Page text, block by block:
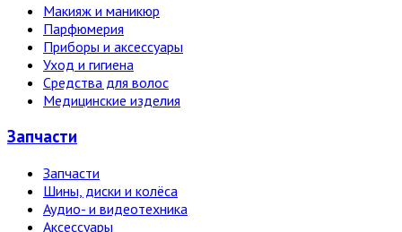
Макияж и маникюр
Парфюмерия
Приборы и аксессуары
Уход и гигиена
Средства для волос
Медицинские изделия
Запчасти
Запчасти
Шины, диски и колёса
Аудио- и видеотехника
Аксессуары